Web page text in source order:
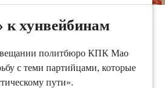
к хунвейбинам
политбюро КПК Мао
с теми партийцами, которые
пути».